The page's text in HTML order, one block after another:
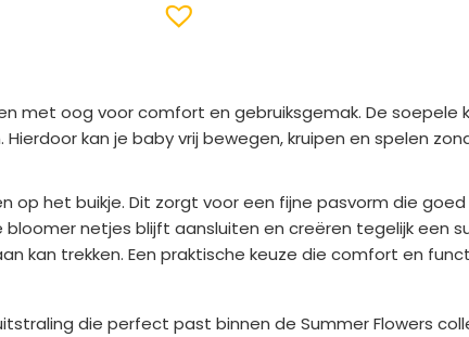
met oog voor comfort en gebruiksgemak. De
kan je baby vrij bewegen, kruipen en spelen
het buikje. Dit zorgt voor een fijne pasvorm die
netjes blijft aansluiten en creëren tegelijk een
kan trekken. Een praktische keuze die comfort en
die perfect past binnen de Summer Flowers